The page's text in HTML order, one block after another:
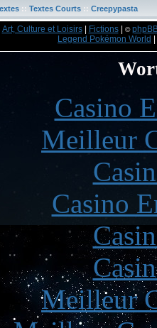
:: Textes Courts :: Creepypasta
Art, Culture et Loisirs| Fictions| ©
Legend Pokémon World
Casino
Meilleur
Casino
Meilleur